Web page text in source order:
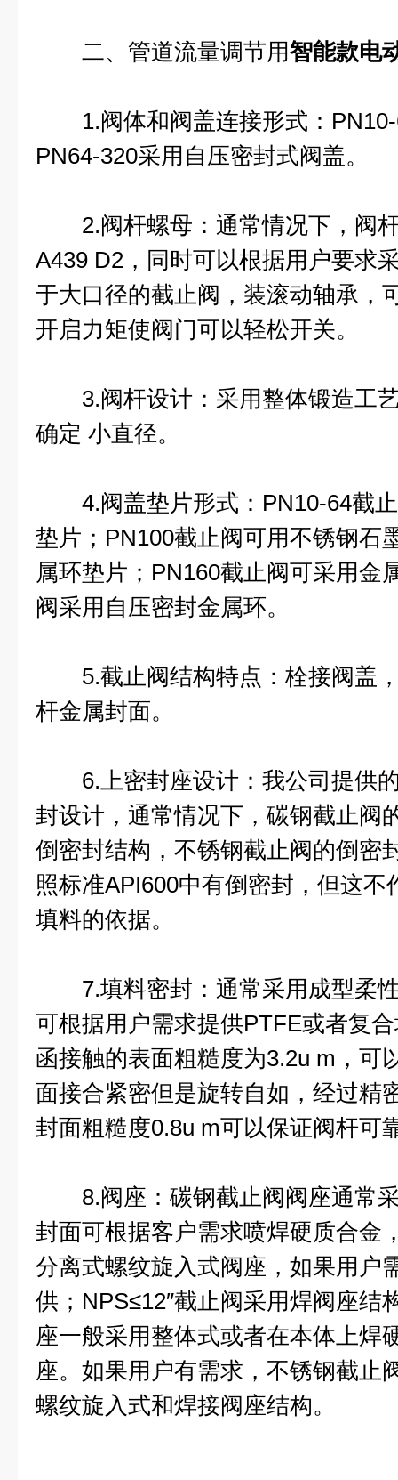
二、管道流量调节用智能款电
1.阀体和阀盖连接形式：PN10-
PN64-320采用自压密封式阀盖。
2.阀杆螺母：通常情况下，阀杆
A439 D2，同时可以根据用户要求
于大口径的截止阀，装滚动轴承，
开启力矩使阀门可以轻松开关。
3.阀杆设计：采用整体锻造工艺
确定 小直径。
4.阀盖垫片形式：PN10-64截止
垫片；PN100截止阀可用不锈钢石
属环垫片；PN160截止阀可采用金
阀采用自压密封金属环。
5.截止阀结构特点：栓接阀盖，
杆金属封面。
6.上密封座设计：我公司提供的
封设计，通常情况下，碳钢截止阀
倒密封结构，不锈钢截止阀的倒密
照标准API600中有倒密封，但这
填料的依据。
7.填料密封：通常采用成型柔性
可根据用户需求提供PTFE或者复
函接触的表面粗糙度为3.2u m，可
面接合紧密但是旋转自如，经过精
封面粗糙度0.8u m可以保证阀杆可
8.阀座：碳钢截止阀阀座通常采
封面可根据客户需求喷焊硬质合金
分离式螺纹旋入式阀座，如果用户
供；NPS≤12″截止阀采用焊阀座结
座一般采用整体式或者在本体上焊
座。如果用户有需求，不锈钢截止
螺纹旋入式和焊接阀座结构。